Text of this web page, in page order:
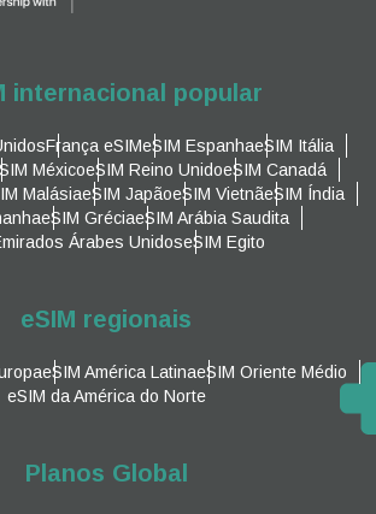
internacional popular
França eSIMeSIM EspanhaeSIM Itália
MéxicoeSIM Reino UnidoeSIM Canadá
MalásiaeSIM JapãoeSIM VietnãeSIM Índia
eSIM GréciaeSIM Arábia Saudita
Árabes UnidoseSIM Egito
eSIM regionais
eSIM América LatinaeSIM Oriente Médio
eSIM da América do Norte
Planos Global